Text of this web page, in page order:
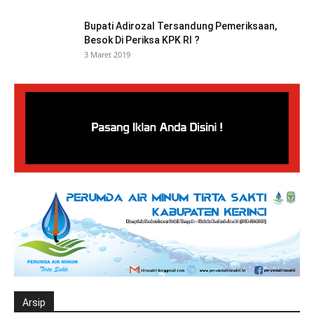
Bupati Adirozal Tersandung Pemeriksaan,
Besok Di Periksa KPK RI ?
3 Maret 2019
Arsip